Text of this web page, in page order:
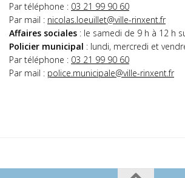
Par téléphone : 03 21 99 90 60
Par mail : nicolas.loeuillet@ville-rinxent.fr
Affaires sociales : le samedi de 9 h à 12 h
Policier municipal : lundi, mercredi et
Par téléphone : 03 21 99 90 60
Par mail : police.municipale@ville-rinxent.fr